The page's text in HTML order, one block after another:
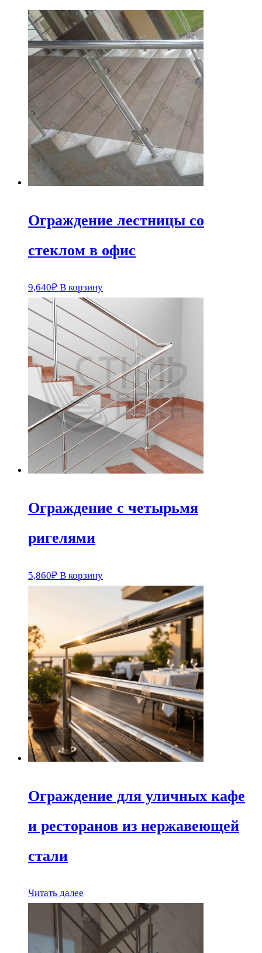
Ограждение лестницы со
стеклом в офис
9,640₽ В корзину
Ограждение с четырьмя
ригелями
5,860₽ В корзину
Ограждение для уличных кафе
и ресторанов из нержавеющей
стали
Читать далее